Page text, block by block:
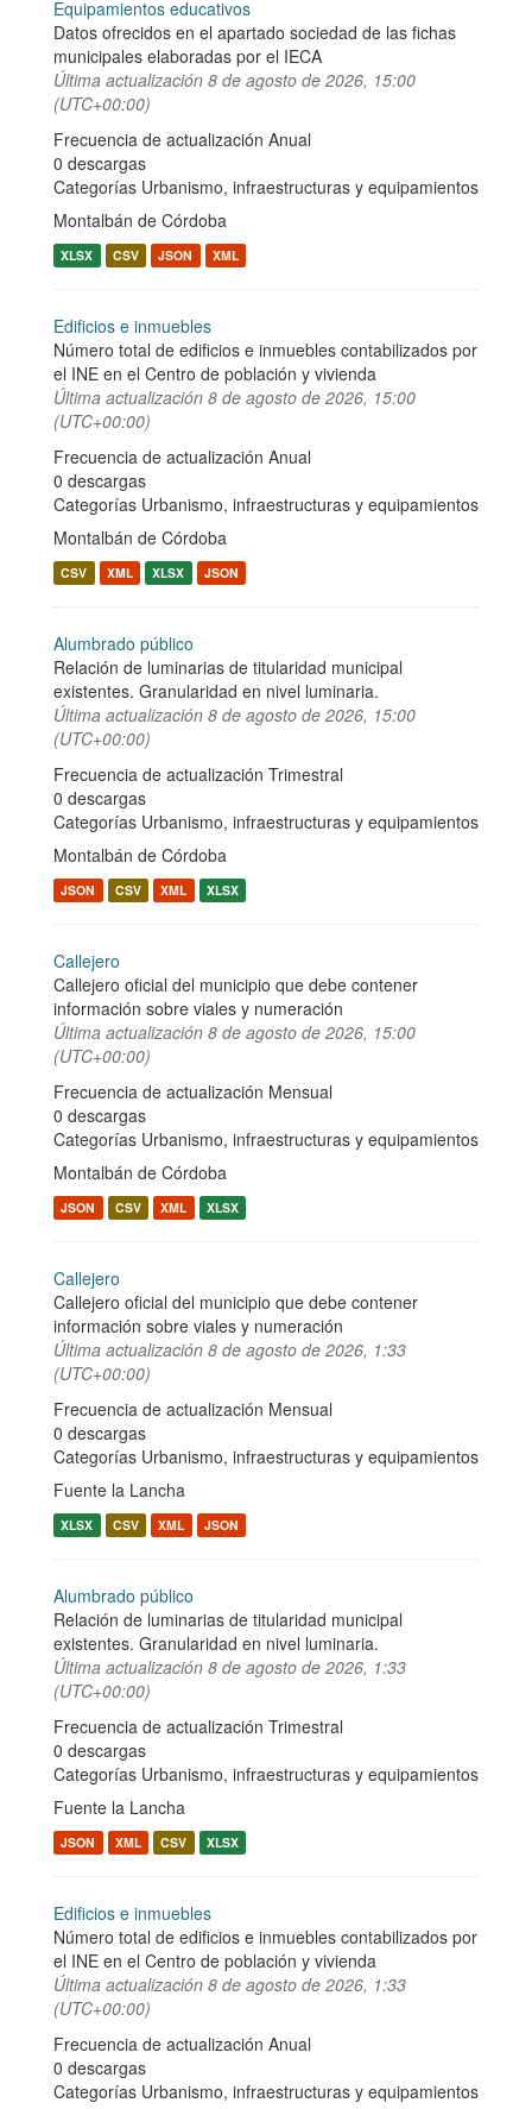
Equipamientos educativos
Datos ofrecidos en el apartado sociedad de las fichas
municipales elaboradas por el IECA
Última actualización 8 de agosto de 2026, 15:00
(UTC+00:00)
Frecuencia de actualización Anual
0 descargas
Categorías Urbanismo, infraestructuras y equipamientos
Montalbán de Córdoba
XLSX CSV JSON XML
Edificios e inmuebles
Número total de edificios e inmuebles contabilizados por
el INE en el Centro de población y vivienda
Última actualización 8 de agosto de 2026, 15:00
(UTC+00:00)
Frecuencia de actualización Anual
0 descargas
Categorías Urbanismo, infraestructuras y equipamientos
Montalbán de Córdoba
CSV XML XLSX JSON
Alumbrado público
Relación de luminarias de titularidad municipal
existentes. Granularidad en nivel luminaria.
Última actualización 8 de agosto de 2026, 15:00
(UTC+00:00)
Frecuencia de actualización Trimestral
0 descargas
Categorías Urbanismo, infraestructuras y equipamientos
Montalbán de Córdoba
JSON CSV XML XLSX
Callejero
Callejero oficial del municipio que debe contener
información sobre viales y numeración
Última actualización 8 de agosto de 2026, 15:00
(UTC+00:00)
Frecuencia de actualización Mensual
0 descargas
Categorías Urbanismo, infraestructuras y equipamientos
Montalbán de Córdoba
JSON CSV XML XLSX
Callejero
Callejero oficial del municipio que debe contener
información sobre viales y numeración
Última actualización 8 de agosto de 2026, 1:33
(UTC+00:00)
Frecuencia de actualización Mensual
0 descargas
Categorías Urbanismo, infraestructuras y equipamientos
Fuente la Lancha
XLSX CSV XML JSON
Alumbrado público
Relación de luminarias de titularidad municipal
existentes. Granularidad en nivel luminaria.
Última actualización 8 de agosto de 2026, 1:33
(UTC+00:00)
Frecuencia de actualización Trimestral
0 descargas
Categorías Urbanismo, infraestructuras y equipamientos
Fuente la Lancha
JSON XML CSV XLSX
Edificios e inmuebles
Número total de edificios e inmuebles contabilizados por
el INE en el Centro de población y vivienda
Última actualización 8 de agosto de 2026, 1:33
(UTC+00:00)
Frecuencia de actualización Anual
0 descargas
Categorías Urbanismo, infraestructuras y equipamientos